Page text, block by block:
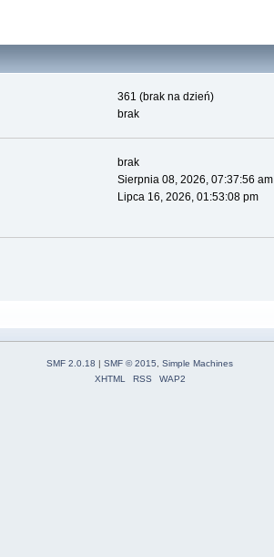
361 (brak na dzień)
brak
brak
Sierpnia 08, 2026, 07:37:56 am
Lipca 16, 2026, 01:53:08 pm
SMF 2.0.18 | SMF © 2015
Simple Machines
XHTML
RSS WAP2